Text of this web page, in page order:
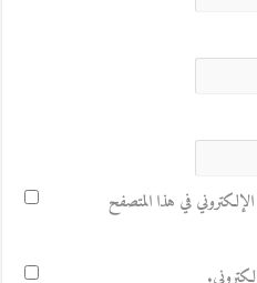
في هذا المتصفح